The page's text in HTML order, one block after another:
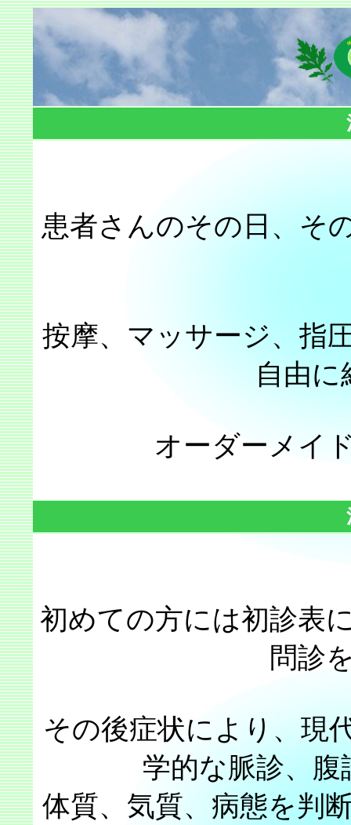
患者さんのその日、そ
按摩、マッサージ、指
自由
オーダーメイ
初めての方には初診表
問診
その後症状により、現
学的な脈診、
体質、気質、病態を判